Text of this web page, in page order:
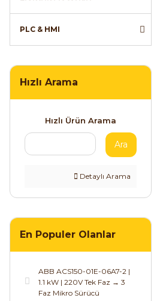
PLC & HMI
Hızlı Arama
Hızlı Ürün Arama
Ara
Detaylı Arama
En Populer Olanlar
ABB ACS150-01E-06A7-2 |
1.1 kW | 220V Tek Faz → 3
Faz Mikro Sürücü